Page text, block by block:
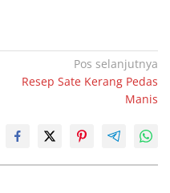
Pos selanjutnya
Resep Sate Kerang Pedas
Manis